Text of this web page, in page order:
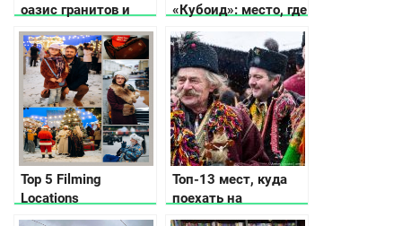
оазис гранитов и
водопадов посреди
степи
«Кубоид»: место, где
числа оживают
Top 5 Filming
Locations
of “Christmas
Топ-13 мест, куда
поехать на
Рождество в